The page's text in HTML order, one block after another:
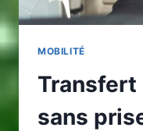
MOBILITÉ
Transfert
sans